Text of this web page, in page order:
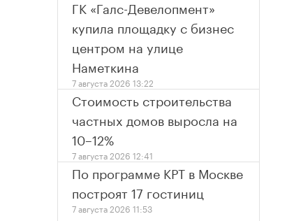
ГК «Галс-Девелопмент»
купила площадку с бизнес
центром на улице
Наметкина
7 августа 2026 13:22
Стоимость строительства
частных домов выросла на
10–12%
7 августа 2026 12:41
По программе КРТ в Москве
построят 17 гостиниц
7 августа 2026 11:53